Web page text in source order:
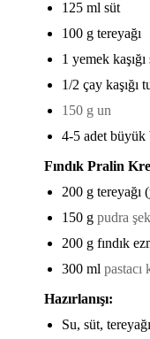
125 ml süt
100 g tereyağı
1 yemek kaşığı
1/2 çay kaşığı
150 g un
4-5 adet büyük
Fındık Pralin
200 g tereyağı
150 g pudra
200 g fındık
300 ml pastacı
Hazırlanışı:
Su, süt,